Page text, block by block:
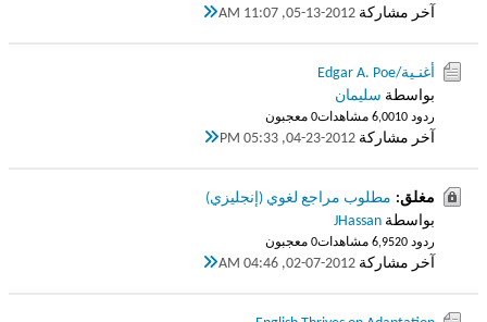
آخر مشاركة 05-13-2012, 11:07 AM
أغنـية/Edgar A. Poe
بواسطة سليمان
ردود 0 6,001 مشاهدات 0 معجبون
آخر مشاركة 04-23-2012, 05:33 PM
مغلق: مطلوب مراجع لغوي (إنجليزي)
بواسطة JHassan
ردود 0 6,952 مشاهدات 0 معجبون
آخر مشاركة 02-07-2012, 04:46 AM